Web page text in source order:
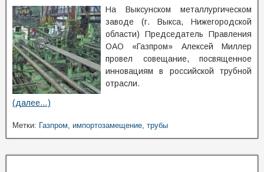
На Выксунском металлургическом
заводе (г. Выкса, Нижегородской
области) Председатель Правления
ОАО «Газпром» Алексей Миллер
провел совещание, посвященное
инновациям в российской трубной
отрасли.
(далее…)
Метки: Газпром, импортозамещение, трубы